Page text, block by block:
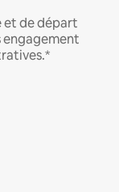
et de départ
engagement